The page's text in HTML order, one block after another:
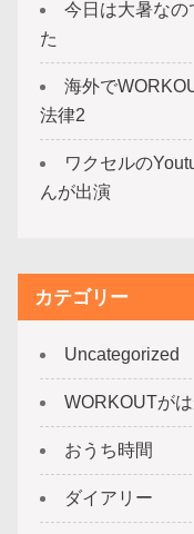
今日は大暑なの
た
海外で
法律2
ワクセルの
んが出演
カテゴリー
Uncategorized
WORKOUTが
おうち時間
ダイアリー